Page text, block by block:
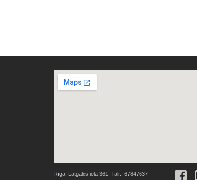
Rīga, Latgales iela 361, Tālr.: 67847637